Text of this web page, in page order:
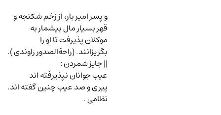
و پسر امیر بار، از زخم شکنجه و
قهر بسیار مال بیشمار به
موکلان پذیرفت تا او را
بگریزانند. (راحةالصدور راوندی ).
|| جایز شمردن:
عیب جوانان نپذیرفته اند
پیری و صد عیب چنین گفته اند.
نظامی .